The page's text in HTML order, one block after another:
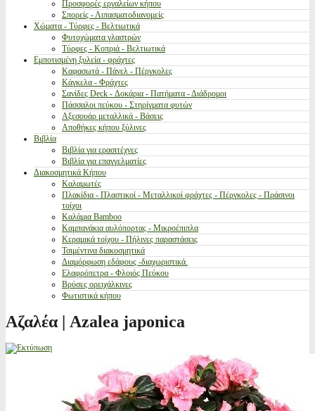
Προσφορές εργαλείων κήπου
Σπορείς - Λιπασματοδιανομείς
Χώματα - Τύρφες - Βελτιωτικά
Φυτοχώματα γλαστρών
Τύρφες - Κοπριά - Βελτιωτικά
Εμποτισμένη ξυλεία - φράχτες
Καφασωτά - Πάνελ - Πέργκολες
Κάγκελα - Φράχτες
Σανίδες Deck - Δοκάρια - Πατήματα - Διάδρομοι
Πάσσαλοι πεύκου - Στηρίγματα φυτών
Αξεσουάρ μεταλλικά - Βάσεις
Αποθήκες κήπου ξύλινες
Βιβλία
Βιβλία για ερασιτέχνες
Βιβλία για επαγγελματίες
Διακοσμητικά Κήπου
Καλαμωτές
Πλακίδια - Πλαστικοί - Μεταλλικοί φράχτες - Πέργκολες - Πράσινοι
τοίχοι
Καλάμια Bamboo
Καμπανάκια αυλόπορτας - Μικροέπιπλα
Κεραμικά τοίχου - Πήλινες παραστάσεις
Τσιμέντινα διακοσμητικά
Διαμόρφωση εδάφους -διαχωριστικά.
Ελαφρόπετρα - Φλοιός Πεύκου
Βρύσες ορειχάλκινες
Φωτιστικά κήπου
Αζαλέα | Azalea japonica